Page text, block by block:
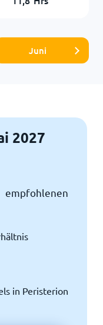
Juni
2027
in Peristerion